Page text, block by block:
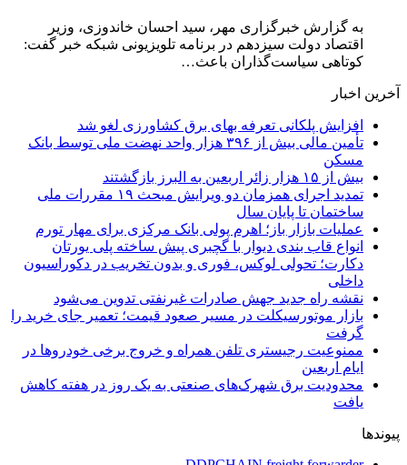
به گزارش خبرگزاری مهر، سید احسان خاندوزی، وزیر
اقتصاد دولت سیزدهم در برنامه تلویزیونی شبکه خبر گفت:
کوتاهی سیاست‌گذاران باعث…
آخرین اخبار
افزایش پلکانی تعرفه بهای برق کشاورزی لغو شد
تأمین مالی بیش از ۳۹۶ هزار واحد نهضت ملی توسط بانک
مسکن
بیش از ۱۵ هزار زائر اربعین به البرز بازگشتند
تمدید اجرای همزمان دو ویرایش مبحث ۱۹ مقررات ملی
ساختمان تا پایان سال
عملیات بازار باز؛ اهرم پولی بانک مرکزی برای مهار تورم
انواع قاب بندی دیوار با گچبری پیش ساخته پلی یورتان
دکارت؛ تحولی لوکس، فوری و بدون تخریب در دکوراسیون
داخلی
نقشه راه جدید جهش صادرات غیرنفتی تدوین می‌شود
بازار موتورسیکلت در مسیر صعود قیمت؛ تعمیر جای خرید را
گرفت
ممنوعیت رجیستری تلفن همراه و خروج برخی خودروها در
ایام اربعین
محدودیت برق شهرک‌های صنعتی به یک روز در هفته کاهش
یافت
پیوندها